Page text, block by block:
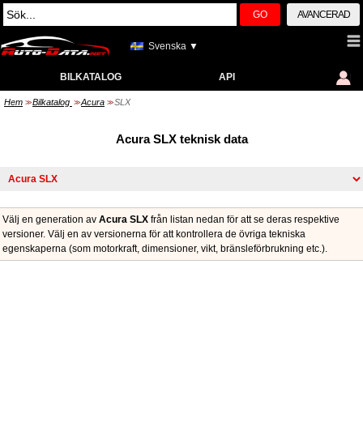
GO AVANCERAD
Svenska ▼
BILKATALOG API
Hem >> Bilkatalog >> Acura >> SLX
Acura SLX teknisk data
Välj en generation av Acura SLX från listan nedan för att se deras respektive
versioner. Välj en av versionerna för att kontrollera de övriga tekniska
egenskaperna (som motorkraft, dimensioner, vikt, bränsleförbrukning etc.).